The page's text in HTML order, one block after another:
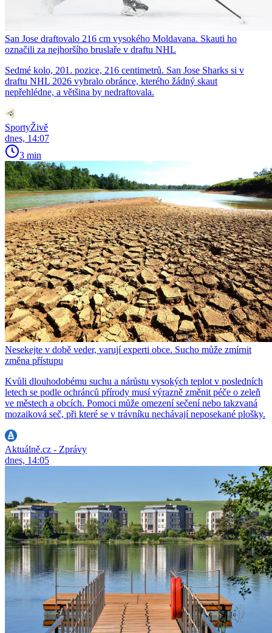
San Jose draftovalo 216 cm vysokého Moldavana. Skauti ho
označili za nejhoršího bruslaře v draftu NHL
Sedmé kolo, 201. pozice, 216 centimetrů. San Jose Sharks si v
draftu NHL 2026 vybralo obránce, kterého žádný skaut
nepřehlédne, a většina by nedraftovala.
SportyŽivě
dnes, 14:07
3 min
Nesekejte v době veder, varují experti obce. Sucho může zmírnit
změna přístupu
Kvůli dlouhodobému suchu a nárůstu vysokých teplot v posledních
letech se podle ochránců přírody musí výrazně změnit péče o zeleň
ve městech a obcích. Pomoci může omezení sečení nebo takzvaná
mozaiková seč, při které se v trávníku nechávají neposekané plošky.
Aktuálně.cz - Zprávy
dnes, 14:05